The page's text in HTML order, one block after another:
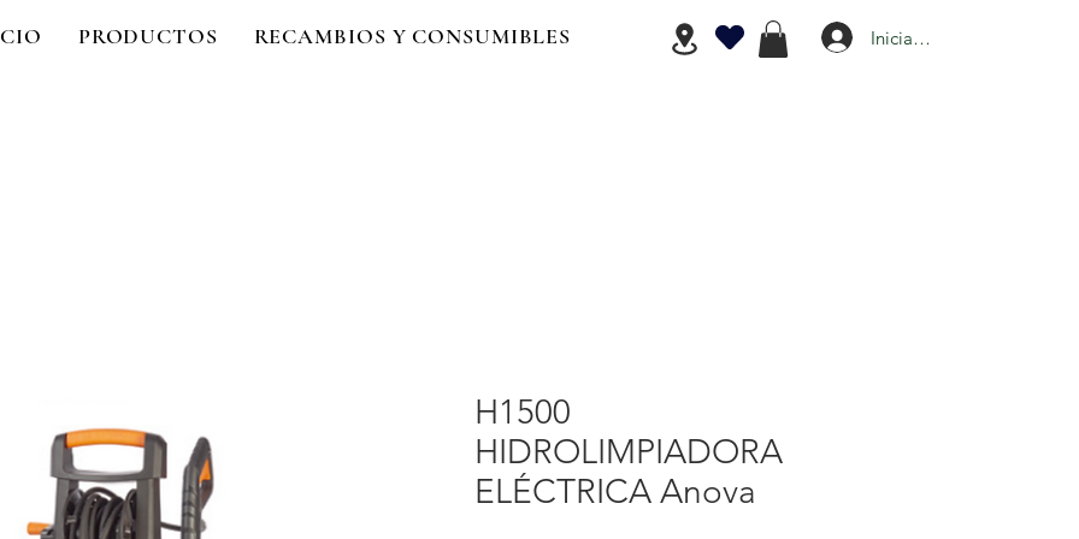
PRODUCTOS RECAMBIOS Y CONSUMIBLES Iniciar Sesión
H1500
HIDROLIMPIADORA
ELÉCTRICA Anova